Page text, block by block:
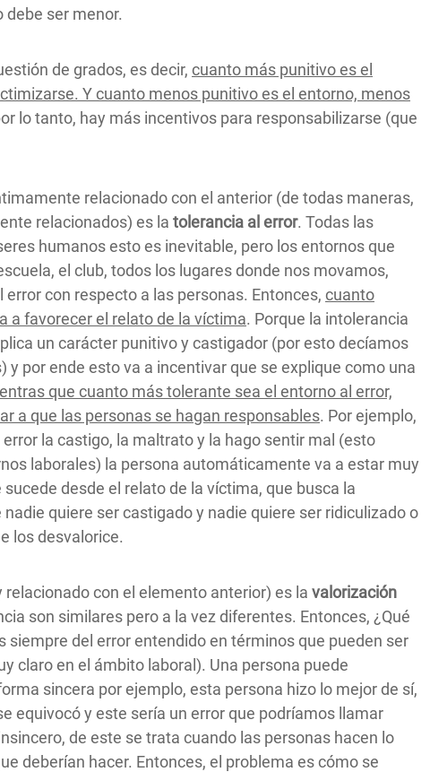
ser menor.
de grados, es decir, cuanto más punitivo es el
Y cuanto menos punitivo es el entorno, menos
lo tanto, hay más incentivos para responsabilizarse (que
relacionado con el anterior (de todas maneras,
relacionados) es la tolerancia al error. Todas las
humanos esto es inevitable, pero los entornos que
el club, todos los lugares donde nos movamos,
con respecto a las personas. Entonces, cuanto
a favorecer el relato de la víctima. Porque la intolerancia
un carácter punitivo y castigador (por esto decíamos
por ende esto va a incentivar que se explique como una
que cuanto más tolerante sea el entorno al error,
a que las personas se hagan responsables. Por ejemplo,
la castigo, la maltrato y la hago sentir mal (esto
laborales) la persona automáticamente va a estar muy
desde el relato de la víctima, que busca la
quiere ser castigado y nadie quiere ser ridiculizado o
los desvalorice.
con el elemento anterior) es la valorización
son similares pero a la vez diferentes. Entonces, ¿Qué
siempre del error entendido en términos que pueden ser
claro en el ámbito laboral). Una persona puede
sincera por ejemplo, esta persona hizo lo mejor de sí,
equivocó y este sería un error que podríamos llamar
de este se trata cuando las personas hacen lo
deberían hacer. Entonces, el problema es cómo se